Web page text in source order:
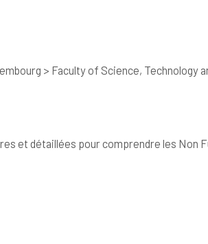
> Faculty of Science, Technology
et détaillées pour comprendre les Non